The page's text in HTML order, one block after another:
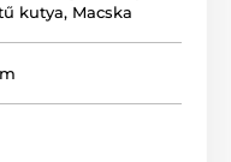
elkerülésére
kutya, Macska